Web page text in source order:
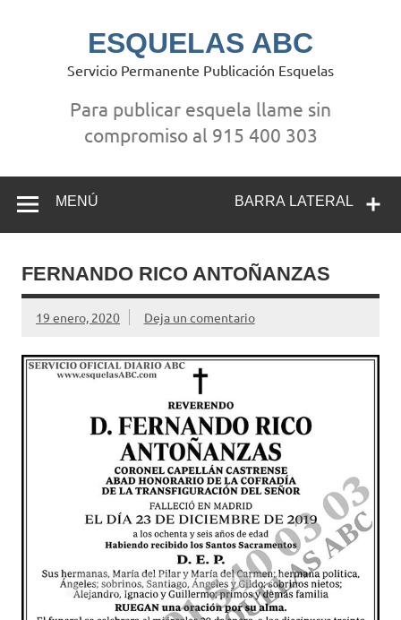
ESQUELAS ABC
Servicio Permanente Publicación Esquelas
Para publicar esquela llame sin
compromiso al 915 400 303
BARRA LATERAL
MENÚ
FERNANDO RICO ANTOÑANZAS
19 enero, 2020 Deja un comentario